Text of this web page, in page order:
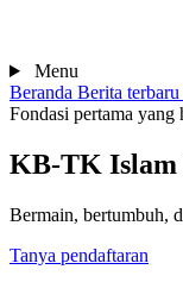
Menu
Beranda Berita terbaru
Fondasi pertama yang
KB-TK Islam
Bermain, bertumbuh,
Tanya pendaftaran